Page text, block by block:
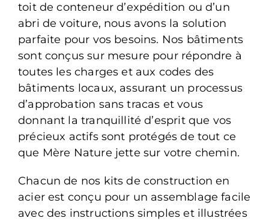
toit de conteneur d’expédition ou d’un
abri de voiture, nous avons la solution
parfaite pour vos besoins. Nos bâtiments
sont conçus sur mesure pour répondre à
toutes les charges et aux codes des
bâtiments locaux, assurant un processus
d’approbation sans tracas et vous
donnant la tranquillité d’esprit que vos
précieux actifs sont protégés de tout ce
que Mère Nature jette sur votre chemin.
Chacun de nos kits de construction en
acier est conçu pour un assemblage facile
avec des instructions simples et illustrées